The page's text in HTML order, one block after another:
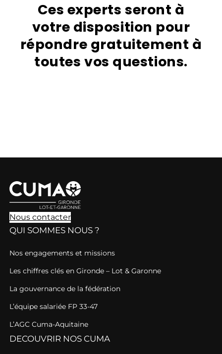
Ces experts seront à
votre disposition pour
répondre gratuitement à
toutes vos questions.
Nous contacter
QUI SOMMES NOUS ?
Nos engagements et missions
Les chiffres clés en Gironde – Lot & Garonne
La gouvernance de la fédération
L’équipe salariée FP 33-47
L’AGC Cuma-Aquitaine
DECOUVRIR NOS CUMA